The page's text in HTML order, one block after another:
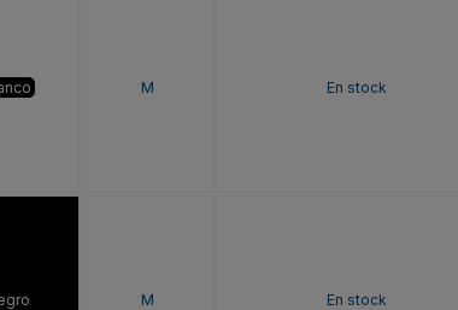
M En stock
M En stock